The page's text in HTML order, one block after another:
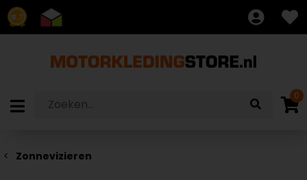
8.7
0
Zonnevizieren